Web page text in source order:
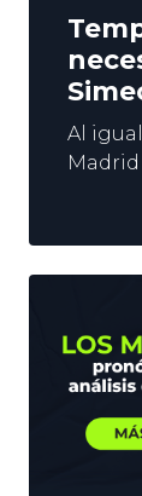
Al
a la
Sin
que